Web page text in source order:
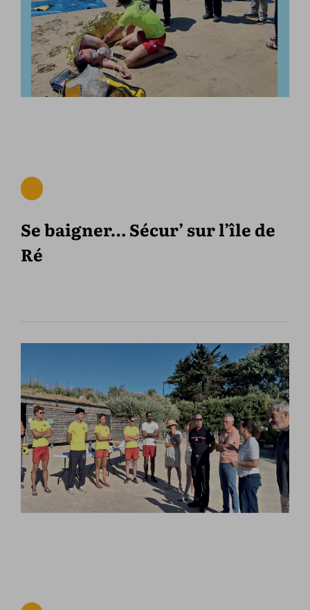
Se baigner… Sécur’ sur l’île de
Ré